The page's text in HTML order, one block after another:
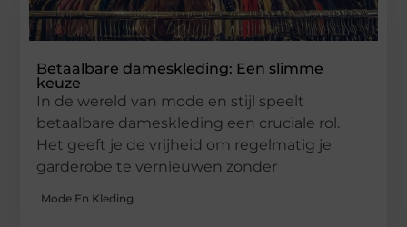
Betaalbare dameskleding: Een slimme
keuze
In de wereld van mode en stijl speelt
betaalbare dameskleding een cruciale rol.
Het geeft je de vrijheid om regelmatig je
garderobe te vernieuwen zonder
Mode En Kleding